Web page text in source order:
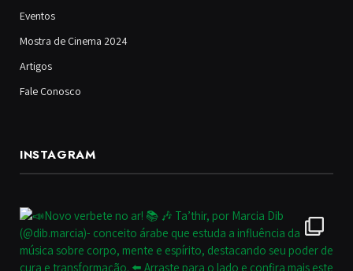
Eventos
Mostra de Cinema 2024
Artigos
Fale Conosco
INSTAGRAM